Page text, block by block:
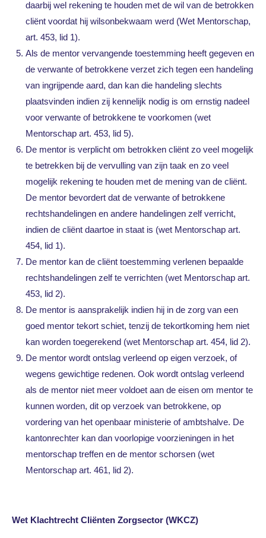
daarbij wel rekening te houden met de wil van de betrokken
cliënt voordat hij wilsonbekwaam werd (Wet Mentorschap,
art. 453, lid 1).
Als de mentor vervangende toestemming heeft gegeven en
de verwante of betrokkene verzet zich tegen een handeling
van ingrijpende aard, dan kan die handeling slechts
plaatsvinden indien zij kennelijk nodig is om ernstig nadeel
voor verwante of betrokkene te voorkomen (wet
Mentorschap art. 453, lid 5).
De mentor is verplicht om betrokken cliënt zo veel mogelijk
te betrekken bij de vervulling van zijn taak en zo veel
mogelijk rekening te houden met de mening van de cliënt.
De mentor bevordert dat de verwante of betrokkene
rechtshandelingen en andere handelingen zelf verricht,
indien de cliënt daartoe in staat is (wet Mentorschap art.
454, lid 1).
De mentor kan de cliënt toestemming verlenen bepaalde
rechtshandelingen zelf te verrichten (wet Mentorschap art.
453, lid 2).
De mentor is aansprakelijk indien hij in de zorg van een
goed mentor tekort schiet, tenzij de tekortkoming hem niet
kan worden toegerekend (wet Mentorschap art. 454, lid 2).
De mentor wordt ontslag verleend op eigen verzoek, of
wegens gewichtige redenen. Ook wordt ontslag verleend
als de mentor niet meer voldoet aan de eisen om mentor te
kunnen worden, dit op verzoek van betrokkene, op
vordering van het openbaar ministerie of ambtshalve. De
kantonrechter kan dan voorlopige voorzieningen in het
mentorschap treffen en de mentor schorsen (wet
Mentorschap art. 461, lid 2).
Wet Klachtrecht Cliënten Zorgsector (WKCZ)